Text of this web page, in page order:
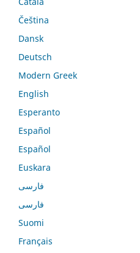
Čeština
Dansk
Deutsch
Modern Greek
English
Esperanto
Español
Español
Euskara
فارسی
فارسی
Suomi
Français